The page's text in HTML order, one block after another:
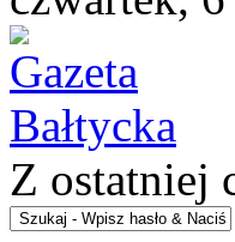
Z ostatniej